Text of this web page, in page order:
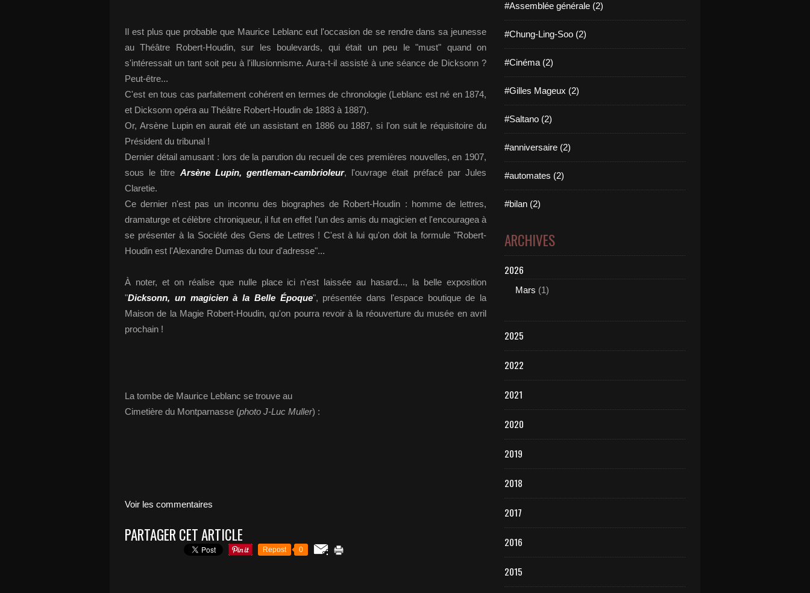
Il est plus que probable que Maurice Leblanc eut l'occasion de se rendre dans sa jeunesse
au Théâtre Robert-Houdin, sur les boulevards, qui était un peu le "must" quand on
s'intéressait un tant soit peu à l'illusionnisme. Aura-t-il assisté à une séance de Dicksonn ?
Peut-être...
C'est en tous cas parfaitement cohérent en termes de chronologie (Leblanc est né en 1874,
et Dicksonn opéra au Théâtre Robert-Houdin de 1883 à 1887).
Or, Arsène Lupin en aurait été un assistant en 1886 ou 1887, si l'on suit le réquisitoire du
Président du tribunal !
Dernier détail amusant : lors de la parution du recueil de ces premières nouvelles, en 1907,
sous le titre Arsène Lupin, gentleman-cambrioleur, l'ouvrage était préfacé par Jules
Claretie.
Ce dernier n'est pas un inconnu des biographes de Robert-Houdin : homme de lettres,
dramaturge et célèbre chroniqueur, il fut en effet l'un des amis du magicien et l'encouragea à
se présenter à la Société des Gens de Lettres ! C'est à lui qu'on doit la formule "Robert-
Houdin est l'Alexandre Dumas du tour d'adresse"...
À noter, et on réalise que nulle place ici n'est laissée au hasard..., la belle exposition
"Dicksonn, un magicien à la Belle Époque", présentée dans l'espace boutique de la
Maison de la Magie Robert-Houdin, qu'on pourra revoir à la réouverture du musée en avril
prochain !
La tombe de Maurice Leblanc se trouve au
Cimetière du Montparnasse (photo J-Luc Muller) :
Voir les commentaires
PARTAGER CET ARTICLE
Repost 0
#Assemblée générale (2)
#Chung-Ling-Soo (2)
#Cinéma (2)
#Gilles Mageux (2)
#Saltano (2)
#anniversaire (2)
#automates (2)
#bilan (2)
ARCHIVES
2026
Mars (1)
2025
2022
2021
2020
2019
2018
2017
2016
2015